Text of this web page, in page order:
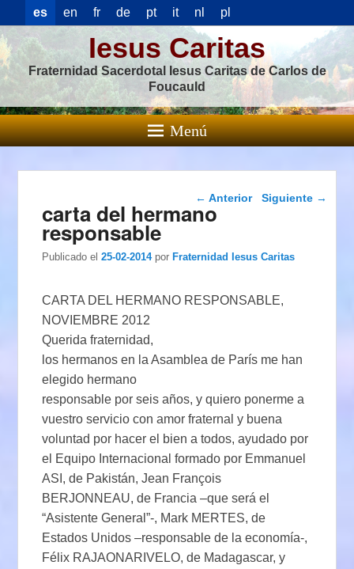
es en fr de pt it nl pl
Iesus Caritas
Fraternidad Sacerdotal Iesus Caritas de Carlos de
Foucauld
Menú
Navegación de
entradas
← Anterior Siguiente →
carta del hermano
responsable
Publicado el 25-02-2014 porFraternidad Iesus Caritas
CARTA DEL HERMANO RESPONSABLE,
NOVIEMBRE 2012
Querida fraternidad,
los hermanos en la Asamblea de París me han
elegido hermano
responsable por seis años, y quiero ponerme a
vuestro servicio con amor fraternal y buena
voluntad por hacer el bien a todos, ayudado por
el Equipo Internacional formado por Emmanuel
ASI, de Pakistán, Jean François
BERJONNEAU, de Francia –que será el
“Asistente General”-, Mark MERTES, de
Estados Unidos –responsable de la economía-,
Félix RAJAONARIVELO, de Madagascar, y